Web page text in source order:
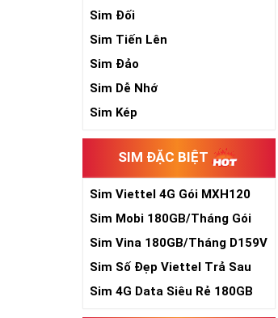
Sim Đối
Sim Tiến Lên
Sim Đảo
Sim Dễ Nhớ
Sim Kép
SIM ĐẶC BIỆT
Sim Viettel 4G Gói MXH120
Siêu Rẻ
Sim Mobi 180GB/Tháng Gói
TK159
Sim Vina 180GB/Tháng D159V
Sim Số Đẹp Viettel Trả Sau
Sim 4G Data Siêu Rẻ 180GB